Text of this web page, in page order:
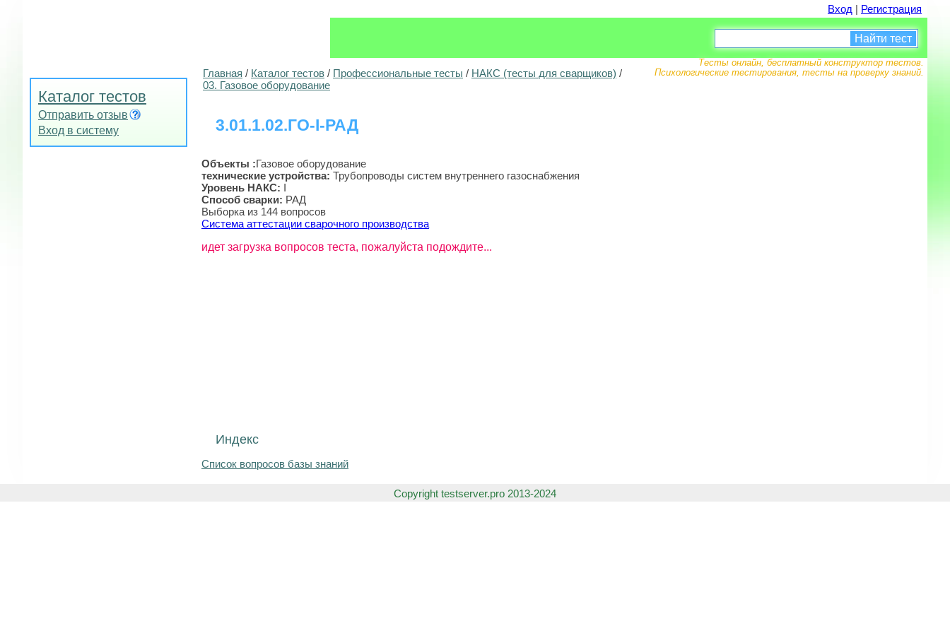
Вход | Регистрация
Тесты онлайн, бесплатный конструктор тестов.
Психологические тестирования, тесты на проверку знаний.
Найти тест
Каталог тестов
Отправить отзыв
Вход в систему
Главная / Каталог тестов / Профессиональные тесты / НАКС (тесты для сварщиков) /
03. Газовое оборудование
3.01.1.02.ГО-I-РАД
Объекты :Газовое оборудование
технические устройства: Трубопроводы систем внутреннего газоснабжения
Уровень НАКС: I
Способ сварки: РАД
Выборка из 144 вопросов
Система аттестации сварочного производства
идет загрузка вопросов теста, пожалуйста подождите...
Индекс
Список вопросов базы знаний
Copyright testserver.pro 2013-2024